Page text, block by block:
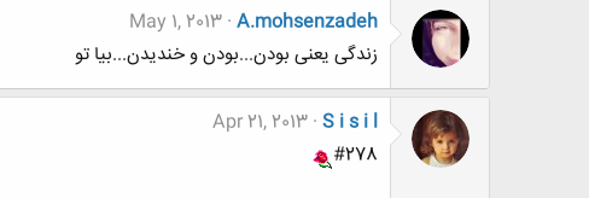
A.mohsenzadeh
May 1, 2013
زندگی یعنی بودن...بودن و خندیدن...بیا تو
S i s i l
Apr 21, 2013
#278